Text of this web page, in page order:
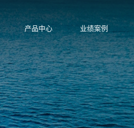
产品中心 业绩案例